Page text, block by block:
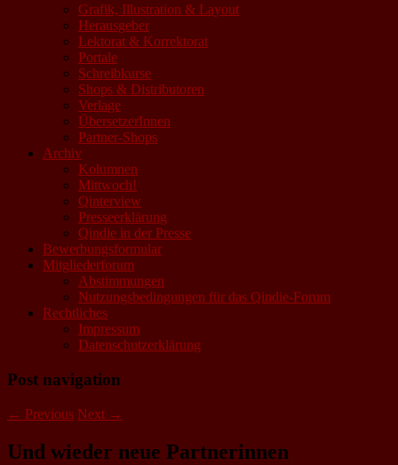
Grafik, Illustration & Layout
Herausgeber
Lektorat & Korrektorat
Portale
Schreibkurse
Shops & Distributoren
Verlage
ÜbersetzerInnen
Partner-Shops
Archiv
Kolumnen
Mittwoch!
Qinterview
Presseerklärung
Qindie in der Presse
Bewerbungsformular
Mitgliederforum
Abstimmungen
Nutzungsbedingungen für das Qindie-Forum
Rechtliches
Impressum
Datenschutzerklärung
Post navigation
← Previous Next →
Und wieder neue Partnerinnen